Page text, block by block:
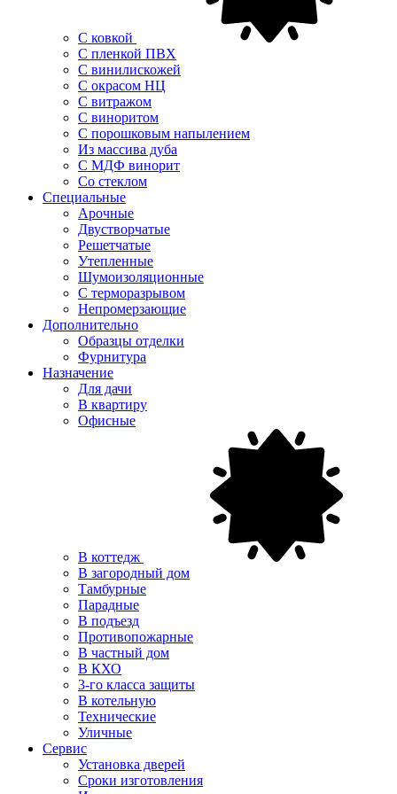
С ковкой
С пленкой ПВХ
С винилискожей
С окрасом НЦ
С витражом
С виноритом
С порошковым напылением
Из массива дуба
С МДФ винорит
Со стеклом
Специальные
Арочные
Двустворчатые
Решетчатые
Утепленные
Шумоизоляционные
С терморазрывом
Непромерзающие
Дополнительно
Образцы отделки
Фурнитура
Назначение
Для дачи
В квартиру
Офисные
В коттедж
В загородный дом
Тамбурные
Парадные
В подъезд
Противопожарные
В частный дом
В КХО
3-го класса защиты
В котельную
Технические
Уличные
Сервис
Установка дверей
Сроки изготовления